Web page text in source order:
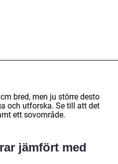
bred, men ju större desto
och utforska. Se till att det
ett sovområde.
jämfört med